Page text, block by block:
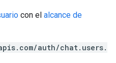
con el alcance de
auth/chat.users.